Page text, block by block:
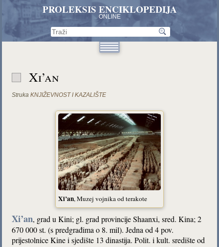
PROLEKSIS ENCIKLOPEDIJA
ONLINE
Xi’an
Struka KNJIŽEVNOST I KAZALIŠTE
Xi’an,Muzej vojnika od terakote
Xi’an, grad u Kini; gl. grad provincije Shaanxi, sred. Kina; 2
670 000 st. (s predgrađima o 8. mil). Jedna od 4 pov.
prijestolnice Kine i sjedište 13 dinastija. Polit. i kult. središte od